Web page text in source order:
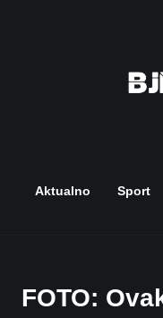
Aktualno Sport
FOTO: